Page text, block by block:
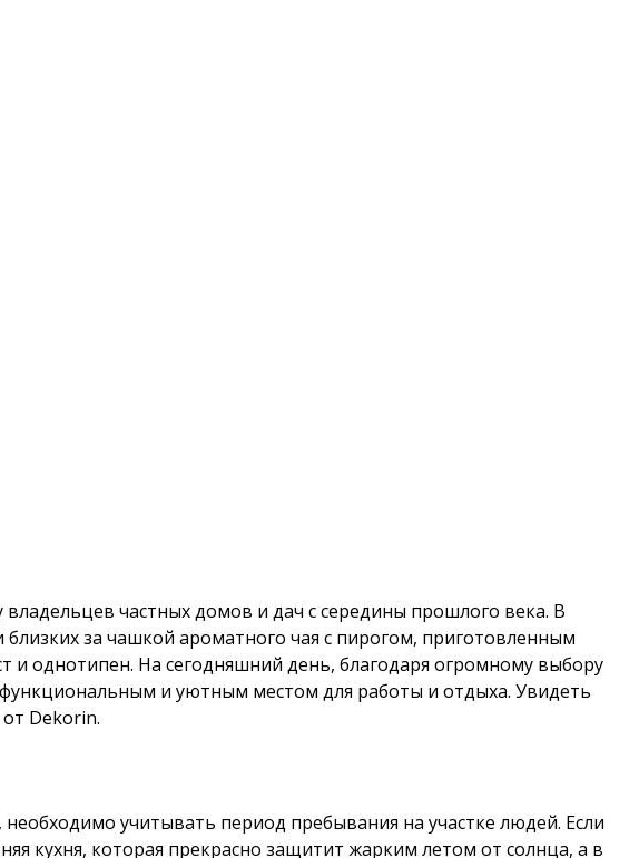
частных домов и дач с середины прошлого века. В
за чашкой ароматного чая с пирогом, приготовленным
и однотипен. На сегодняшний день, благодаря огромному выбору
и уютным местом для работы и отдыха. Увидеть
Dekorin.
учитывать период пребывания на участке людей. Если
кухня, которая прекрасно защитит жарким летом от солнца, а в